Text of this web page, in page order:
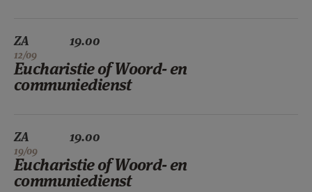
ZA
12/09
19.00
Eucharistie of Woord- en
communiedienst
ZA
19/09
19.00
Eucharistie of Woord- en
communiedienst